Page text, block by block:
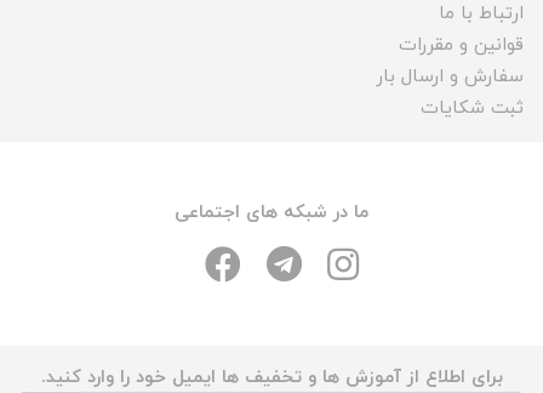
ارتباط با ما
قوانین و مقررات
سفارش و ارسال بار
ثبت شکایات
ما در شبکه های اجتماعی
برای اطلاع از آموزش ها و تخفیف ها ایمیل خود را وارد کنید.